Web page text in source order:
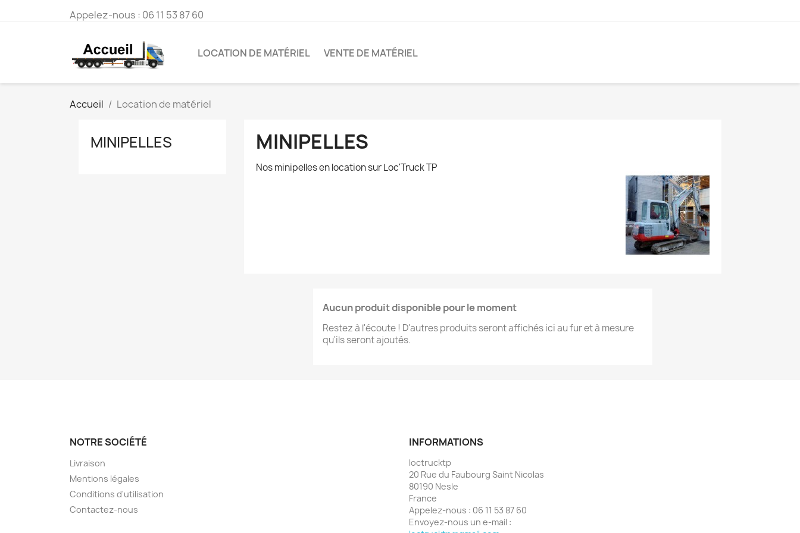
Appelez-nous : 06 11 53 87 60
LOCATION DE MATÉRIEL VENTE DE MATÉRIEL
Accueil Location de matériel
MINIPELLES MINIPELLES
Nos minipelles en location sur Loc'Truck TP
Aucun produit disponible pour le moment
Restez à l'écoute ! D'autres produits seront affichés ici au fur et à mesure
qu'ils seront ajoutés.
NOTRE SOCIÉTÉ
Livraison
Mentions légales
Conditions d'utilisation
Contactez-nous
INFORMATIONS
loctrucktp
20 Rue du Faubourg Saint Nicolas
80190 Nesle
France
Appelez-nous : 06 11 53 87 60
Envoyez-nous un e-mail :